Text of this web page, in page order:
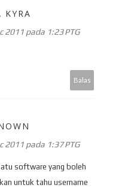
KYRA
2011 pada 1:23 PTG
Balas
2011 pada 1:37 PTG
software yang boleh
untuk tahu username